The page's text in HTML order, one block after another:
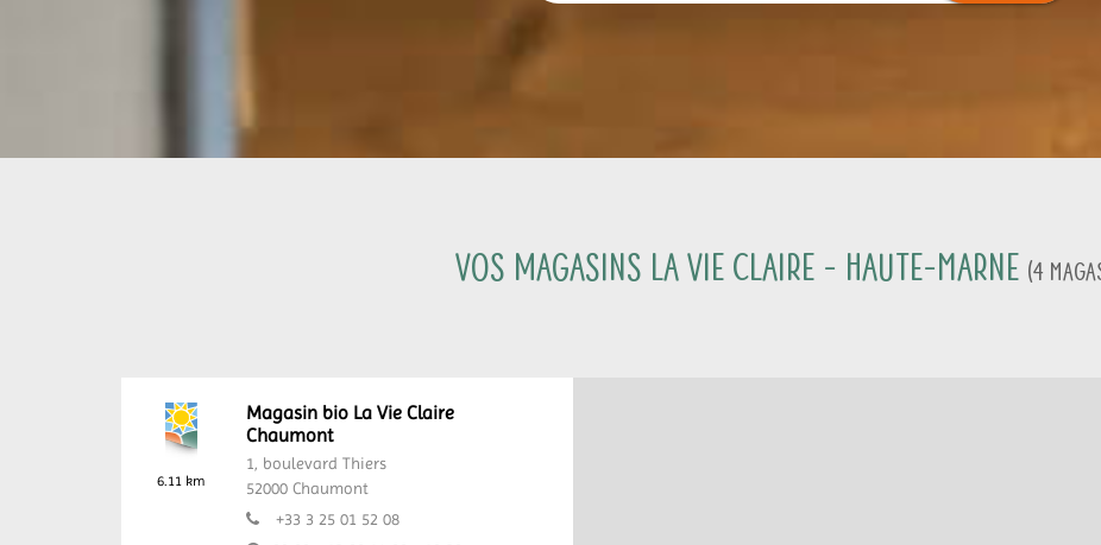
Vos magasins La Vie Claire - Haute-Marne (4
6.11 km
Magasin bio La Vie Claire
Chaumont
1, boulevard Thiers
52000 Chaumont
+33 3 25 01 52 08